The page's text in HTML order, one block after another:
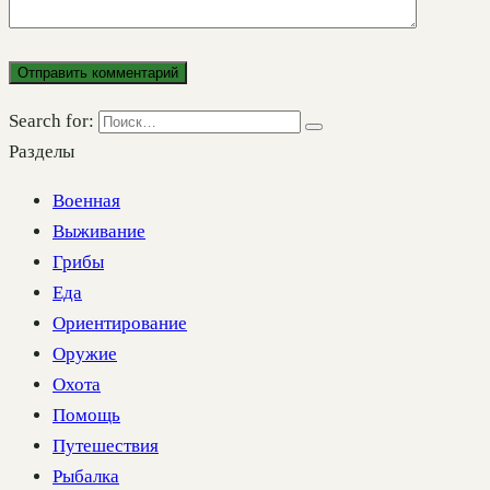
Search for:
Разделы
Военная
Выживание
Грибы
Еда
Ориентирование
Оружие
Охота
Помощь
Путешествия
Рыбалка